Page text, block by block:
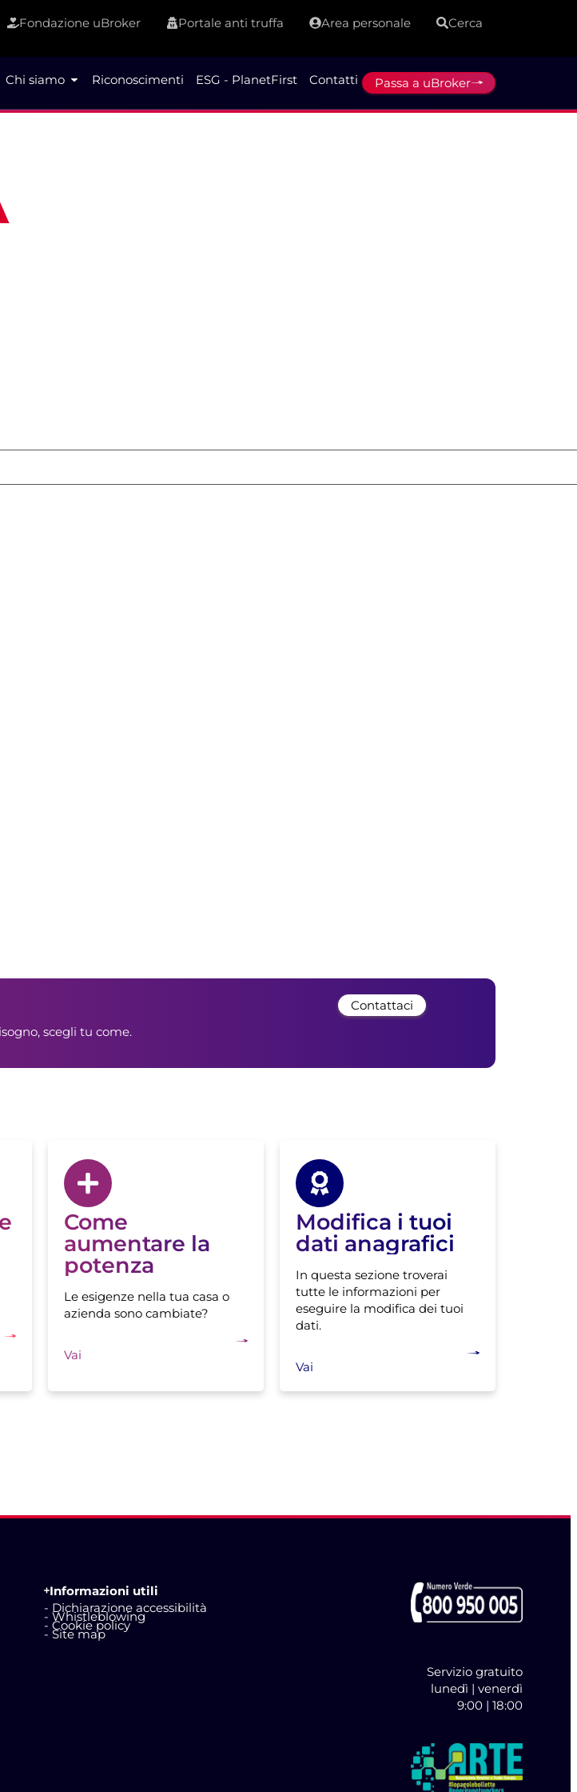
Fondazione uBroker Portale anti truffa Area personale Cerca
Chi siamo Riconoscimenti ESG - PlanetFirst Contatti Passa a uBroker
scegli tu come.
Contattaci
Come
aumentare la
potenza
Le esigenze nella tua casa o
azienda sono cambiate?
Vai
Modifica i tuoi
dati anagrafici
In questa sezione troverai
tutte le informazioni per
eseguire la modifica dei tuoi
dati.
Vai
Informazioni utili
- Dichiarazione accessibilità
- Whistleblowing
- Cookie policy
- Site map
Servizio gratuito
lunedì | venerdì
9:00 | 18:00